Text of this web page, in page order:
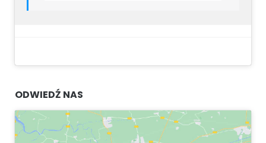
ODWIEDŹ NAS